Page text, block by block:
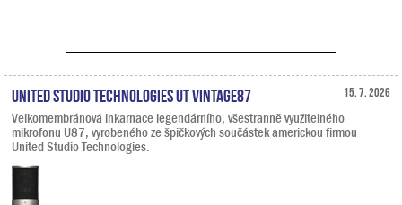
15. 7. 2026
United Studio Technologies UT Vintage87
Velkomembránová inkarnace legendárního, všestranně využitelného
mikrofonu U87, vyrobeného ze špičkových součástek americkou firmou
United Studio Technologies.